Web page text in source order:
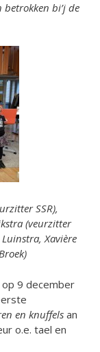
betrokken bi’j de
SSR),
(veurzitter
Luinstra, Xavière
9 december
en knuffels an
o.e. tael en